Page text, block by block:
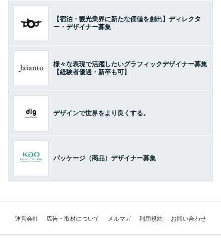
【宿泊・観光業界に新たな価値を創出】ディレクタ
ー・デザイナー募集
様々な表現で活躍したいグラフィックデザイナー募集
【経験者優遇・新卒も可】
デザインで世界をより良くする。
パッケージ（商品）デザイナー募集
運営会社 広告・取材について メルマガ 利用規約 お問い合わせ